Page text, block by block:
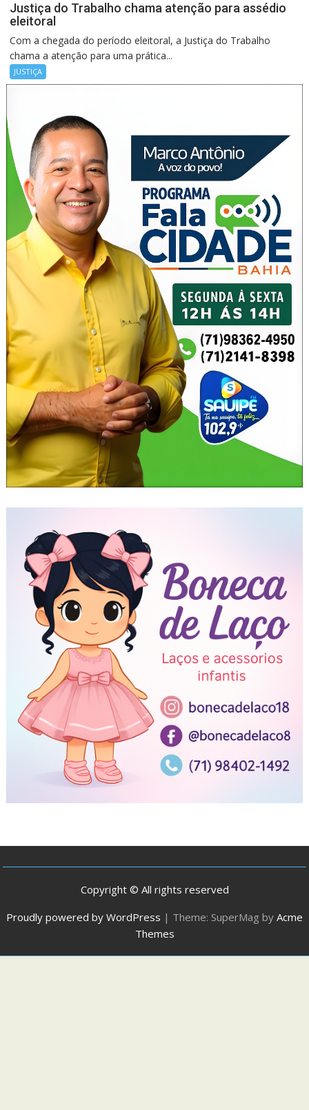
Justiça do Trabalho chama atenção para assédio
eleitoral
Com a chegada do período eleitoral, a Justiça do Trabalho
chama a atenção para uma prática...
JUSTIÇA
Copyright © All rights reserved
Proudly powered by WordPress | Theme: SuperMag by Acme
Themes